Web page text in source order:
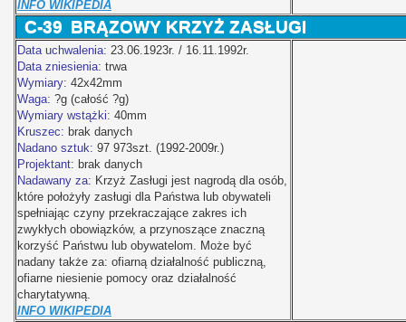
INFO WIKIPEDIA
C-39 BRĄZOWY KRZYŻ ZASŁUGI
Data uchwalenia: 23.06.1923r. / 16.11.1992r.
Data zniesienia: trwa
Wymiary: 42x42mm
Waga: ?g (całość ?g)
Wymiary wstążki: 40mm
Kruszec: brak danych
Nadano sztuk: 97 973szt. (1992-2009r.)
Projektant: brak danych
Nadawany za: Krzyż Zasługi jest nagrodą dla osób,
które położyły zasługi dla Państwa lub obywateli
spełniając czyny przekraczające zakres ich
zwykłych obowiązków, a przynoszące znaczną
korzyść Państwu lub obywatelom. Może być
nadany także za: ofiarną działalność publiczną,
ofiarne niesienie pomocy oraz działalność
charytatywną.
INFO WIKIPEDIA